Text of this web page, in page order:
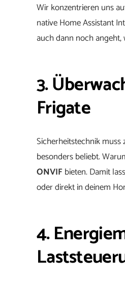
Wir konzentrieren uns
native Home Assistant
auch dann noch
3.
Frigate
Sicherheitstechnik
besonders beliebt.
ONVIFbieten. Damit
oder direkt in deinem
4.